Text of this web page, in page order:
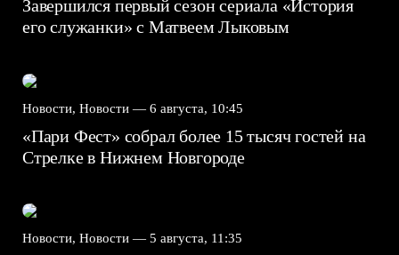
Завершился первый сезон сериала «История
его служанки» с Матвеем Лыковым
Новости, Новости — 6 августа, 10:45
«Пари Фест» собрал более 15 тысяч гостей на
Стрелке в Нижнем Новгороде
Новости, Новости — 5 августа, 11:35